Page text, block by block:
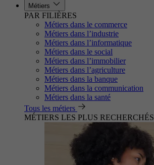
Métiers
PAR FILIÈRES
Métiers dans le commerce
Métiers dans l’industrie
Métiers dans l’informatique
Métiers dans le social
Métiers dans l’immobilier
Métiers dans l’agriculture
Métiers dans la banque
Métiers dans la communication
Métiers dans la santé
Tous les métiers
MÉTIERS LES PLUS RECHERCHÉS